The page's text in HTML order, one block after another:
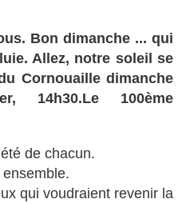
Bon dimanche ... qui
Allez, notre soleil se
Cornouaille dimanche
14h30.Le 100ème
de chacun.
qui voudraient revenir la